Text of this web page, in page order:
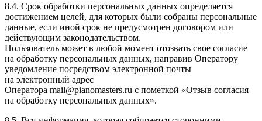
8.4. Срок обработки персональных данных определяется
достижением целей, для которых были собраны персональные
данные, если иной срок не предусмотрен договором или
действующим законодательством.
Пользователь может в любой момент отозвать свое согласие
на обработку персональных данных, направив Оператору
уведомление посредством электронной почты
на электронный адрес
Оператора mail@pianomasters.ru с пометкой «Отзыв согласия
на обработку персональных данных».